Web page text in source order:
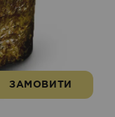
ЗАМОВИТИ